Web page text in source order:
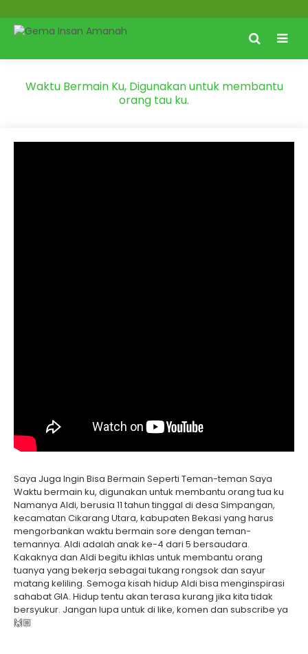
Waktu Bermain Ku, Digunakan untuk membantu
orang tau ku.
Saya Juga Ingin Bisa Bermain Seperti Teman-teman Saya
Waktu bermain ku, digunakan untuk membantu orang tua ku
Namanya Aldi, berusia 11 tahun tinggal di desa Simpangan,
kecamatan Cikarang Utara, kabupaten Bekasi yang harus
mengorbankan waktu bermain sore dengan teman-
temannya. Aldi adalah anak ke-4 dari 5 bersaudara.
Kakaknya dan Aldi begitu ikhlas untuk membantu orang
tuanya yang bekerja sebagai tukang rongsok dan sayur
matang keliling. Semoga kisah hidup Aldi bisa menginspirasi
sahabat GIA. Hidup tentu akan terasa kurang jika kita tidak
bersyukur. Jangan lupa untuk di like, komen dan subscribe ya
🙌🏼